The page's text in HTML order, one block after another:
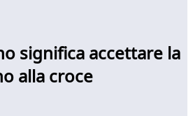
significa accettare la
alla croce